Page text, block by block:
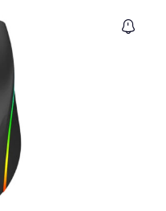
کامپیوتر های همه کاره